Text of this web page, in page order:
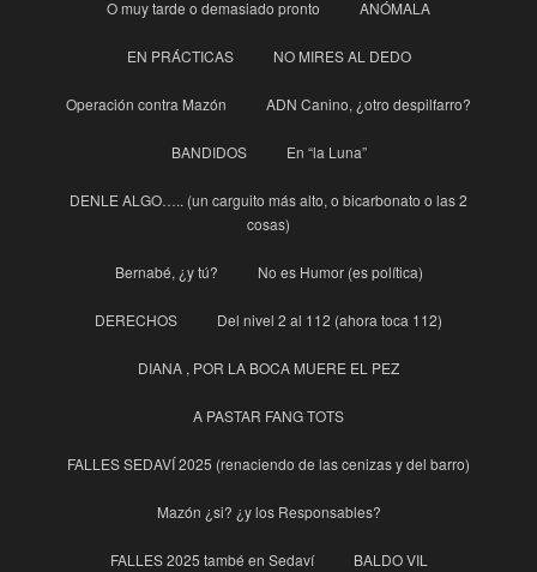
O muy tarde o demasiado pronto ANÓMALA
EN PRÁCTICAS NO MIRES AL DEDO
Operación contra Mazón ADN Canino, ¿otro despilfarro?
BANDIDOS En “la Luna”
DENLE ALGO….. (un carguito más alto, o bicarbonato o las 2
cosas)
Bernabé, ¿y tú? No es Humor (es política)
DERECHOS Del nivel 2 al 112 (ahora toca 112)
DIANA , POR LA BOCA MUERE EL PEZ
A PASTAR FANG TOTS
FALLES SEDAVÍ 2025 (renaciendo de las cenizas y del barro)
Mazón ¿si? ¿y los Responsables?
FALLES 2025 també en Sedaví BALDO VIL